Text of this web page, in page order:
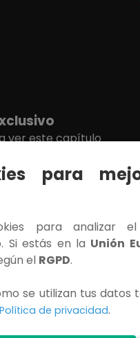
ver este capítulo
siguiente
para
para analizar
Si estás en la Unión
el RGPD.
se utilizan tus datos
Política de privacidad.